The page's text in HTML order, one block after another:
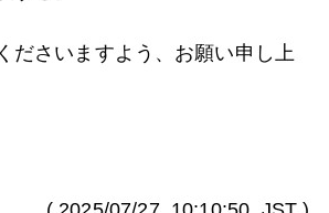
ださいますよう、お願い申し上